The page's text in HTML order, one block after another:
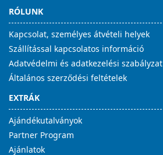
RÓLUNK
Kapcsolat, személyes átvételi helyek
Szállítással kapcsolatos információ
Adatvédelmi és adatkezelési szabályzat
Általános szerződési feltételek
EXTRÁK
Ajándékutalványok
Partner Program
Ajánlatok